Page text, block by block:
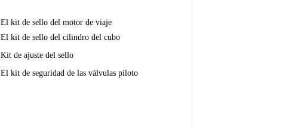
El kit de sello del motor de viaje
El kit de sello del cilindro del cubo
Kit de ajuste del sello
El kit de seguridad de las válvulas piloto